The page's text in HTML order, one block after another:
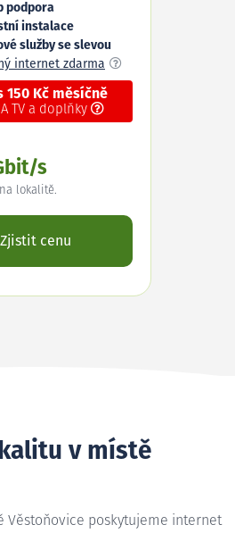
podpora
instalace
služby se slevou
internet zdarma
150 Kč měsíčně
TV a doplňky
s
lokalitě.
Zjistit cenu
v místě
Věstoňovice poskytujeme internet